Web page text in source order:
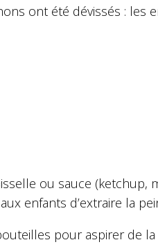
ont été dévissés : les
ou sauce (ketchup,
enfants d’extraire la
pour aspirer de